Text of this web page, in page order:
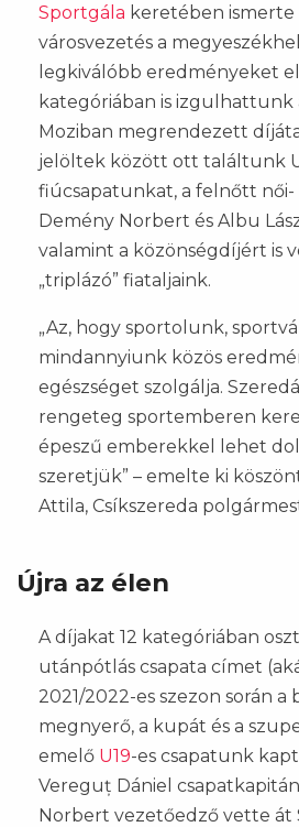
Sportgála keretében ismerte
városvezetés a
legkiválóbb eredményeket
kategóriában is izgulhattunk
Moziban megrendezett
jelöltek között ott találtunk
fiúcsapatunkat, a felnőtt női-
Demény Norbert és Albu
valamint a közönségdíjért is
„triplázó” fiataljaink.
„Az, hogy sportolunk,
mindannyiunk közös
egészséget szolgálja.
rengeteg sportemberen
épeszű emberekkel lehet
szeretjük” – emelte ki
Attila, Csíkszereda
Újra az élen
A díjakat 12 kategóriában
utánpótlás csapata címet
2021/2022-es szezon során a
megnyerő, a kupát és a
emelő U19-es csapatunk
Vereguț Dániel
Norbert vezetőedző vette át